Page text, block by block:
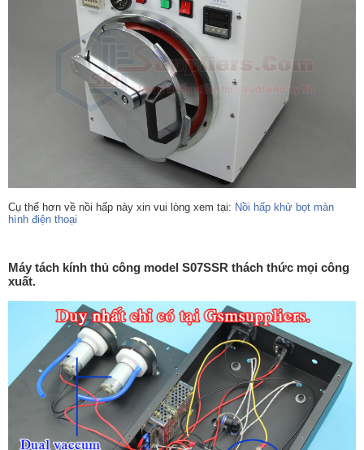
Cụ thể hơn về nồi hấp này xin vui lòng xem tại: Nồi hấp khử bọt màn
hình điện thoại
Máy tách kính thủ công model S07SSR thách thức mọi công
xuất.